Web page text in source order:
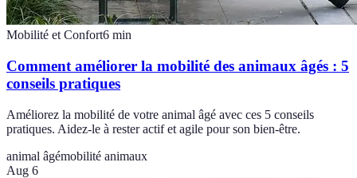
Mobilité et Confort6 min
Comment améliorer la mobilité des animaux âgés : 5
conseils pratiques
Améliorez la mobilité de votre animal âgé avec ces 5 conseils
pratiques. Aidez-le à rester actif et agile pour son bien-être.
animal âgémobilité animaux
Aug 6